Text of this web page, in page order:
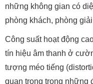
chuyên trong các không
hoặc showroom trưng